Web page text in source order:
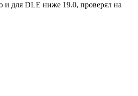
и для DLE ниже 19.0, проверял на